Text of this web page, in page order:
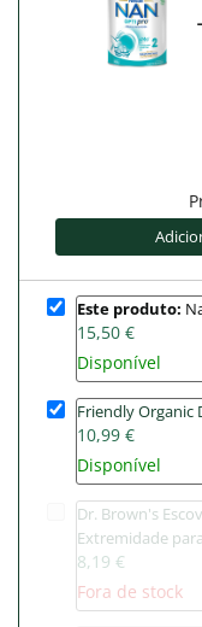
Este produto:
15,50 €
Disponível
Friendly Organic
10,99 €
Disponível
Dr. Brown's
Extremidade
8,19 €
Fora de stock